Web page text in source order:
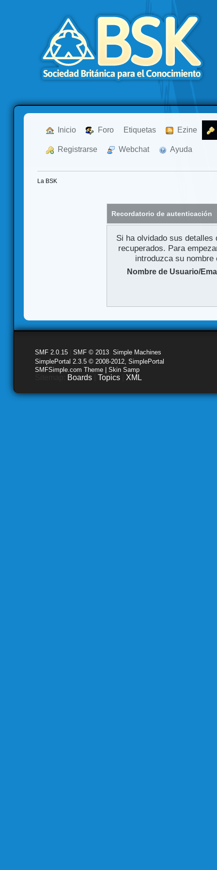
Inicio Foro Etiquetas Ezine
Registrarse Webchat Ayuda
La BSK
Recordatorio de autenticación
Si ha olvidado sus
recuperados. Para
introduzca su
Nombre de Usuario/
SMF 2.0.15 SMF © 2013 Simple Machines
SimplePortal 2.3.5 © 2008-2012, SimplePortal
SMFSimple.com Theme | Skin Samp
Boards Topics XML